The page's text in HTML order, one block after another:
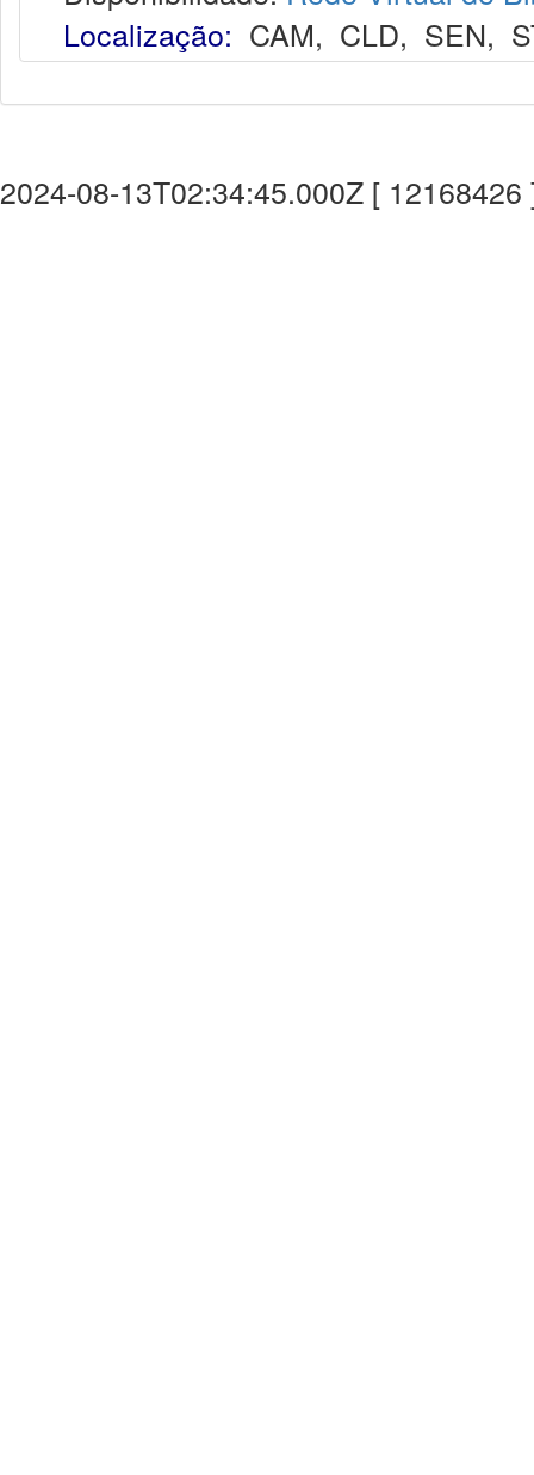
Localização: CAM, CLD, SEN,
2024-08-13T02:34:45.000Z [ 12168426